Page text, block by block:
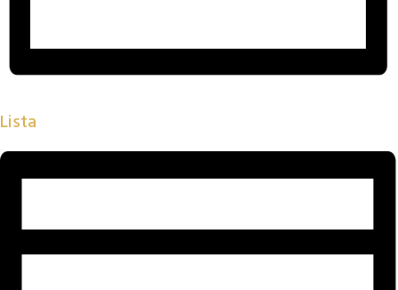
Lista